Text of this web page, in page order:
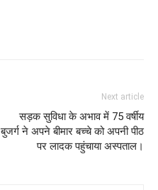
Next article
सड़क सुविधा के अभाव में 75 वर्षीय
बुजर्ग ने अपने बीमार बच्चे को अपनी पीठ
पर लादक पहुंचाया अस्पताल।